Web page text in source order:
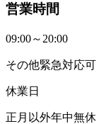
営業時間
09:00～20:00
その他緊急対応可
休業日
正月以外年中無休